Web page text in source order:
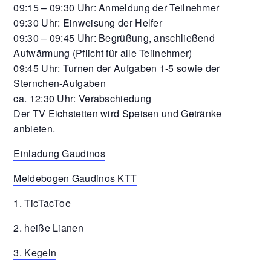
09:15 – 09:30 Uhr: Anmeldung der Teilnehmer
09:30 Uhr: Einweisung der Helfer
09:30 – 09:45 Uhr: Begrüßung, anschließend
Aufwärmung (Pflicht für alle Teilnehmer)
09:45 Uhr: Turnen der Aufgaben 1-5 sowie der
Sternchen-Aufgaben
ca. 12:30 Uhr: Verabschiedung
Der TV Eichstetten wird Speisen und Getränke
anbieten.
Einladung Gaudinos
Meldebogen Gaudinos KTT
1. TicTacToe
2. heiße Lianen
3. Kegeln